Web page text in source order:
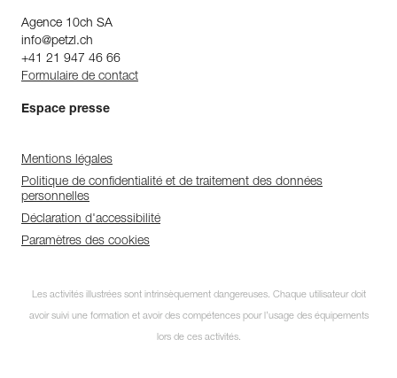
Agence 10ch SA
info@petzl.ch
+41 21 947 46 66
Formulaire de contact
Espace presse
Mentions légales
Politique de confidentialité et de traitement des données
personnelles
Déclaration d'accessibilité
Paramètres des cookies
Les activités illustrées sont intrinsèquement dangereuses. Chaque utilisateur doit
avoir suivi une formation et avoir des compétences pour l’usage des équipements
lors de ces activités.